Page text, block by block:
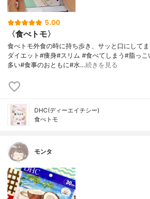
5.00
〈食べトモ〉
食べトモ外食の時に持ち歩き、サッと口にして
ダイエット#痩身#スリム #食べてしまう#脂っ
多い#食事のおともに#水…続きを見る
DHC(ディーエイチシー)
食べトモ
モンタ